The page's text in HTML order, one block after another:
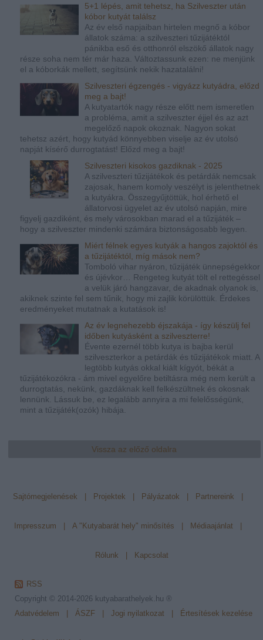
5+1 lépés, amit tehetsz, ha Szilveszter után
kóbor kutyát találsz
Az év első napjaiban hirtelen megnő a kóbor
állatok száma: a szilveszteri tűzijátéktól
pánikba eső és otthonról elszökő állatok nagy
része soha nem tér már haza. Változtassunk ezen: ne menjünk
el a kóborkák mellett, segítsünk nekik hazatalálni!
Szilveszteri égzengés - vigyázz kutyádra, előzd
meg a bajt!
A kutyatartók nagy része előtt nem ismeretlen
a probléma, amit a szilveszter éjjel és az azt
megelőző napok okoznak. Nagyon sokat
tehetsz azért, hogy kutyád könnyebben viselje az év utolsó
napját kísérő durrogtatást! Előzd meg a bajt!
Szilveszteri kisokos gazdiknak - 2025
A szilveszteri tűzijátékok és petárdák nemcsak
zajosak, hanem komoly veszélyt is jelenthetnek
a kutyákra. Összegyűjtöttük, hol érhető el
állatorvosi ügyelet az év utolsó napján, mire
figyelj gazdiként, és mely városokban marad el a tűzijáték –
hogy a szilveszter mindenki számára biztonságosabb legyen.
Miért félnek egyes kutyák a hangos zajoktól és
a tűzijátéktól, míg mások nem?
Tomboló vihar nyáron, tűzijáték ünnepségekkor
és újévkor… Rengeteg kutyát tölt el rettegéssel
a velük járó hangzavar, de akadnak olyanok is,
akiknek szinte fel sem tűnik, hogy mi zajlik körülöttük. Érdekes
eredményeket mutatnak a kutatások is!
Az év legnehezebb éjszakája - így készülj fel
időben kutyásként a szilveszterre!
Évente ezernél több kutya is bajba kerül
szilveszterkor a petárdák és tűzijátékok miatt. A
legtöbb kutyás okkal kiált kígyót, békát a
tűzijátékozókra - ám mivel egyelőre betiltásra még nem került a
durrogtatás, nekünk, gazdáknak kell felkészültnek és okosnak
lennünk. Lássuk be, ez legalább annyira a mi felelősségünk,
mint a tűzijáték(ozók) hibája.
Vissza az előző oldalra
Sajtómegjelenések | Projektek | Pályázatok | Partnereink |
Impresszum | A "Kutyabarát hely" minősítés | Médiaajánlat |
Rólunk | Kapcsolat
RSS
Copyright © 2014-2026 kutyabarathelyek.hu ®
Adatvédelem | ÁSZF | Jogi nyilatkozat | Értesítések kezelése